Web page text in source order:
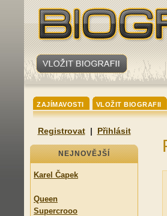
ZAJÍMAVOSTI VLOŽIT BIOGRAFII
Registrovat| Přihlásit
NEJNOVĚJŠÍ
Karel Čapek
Queen
Supercrooo